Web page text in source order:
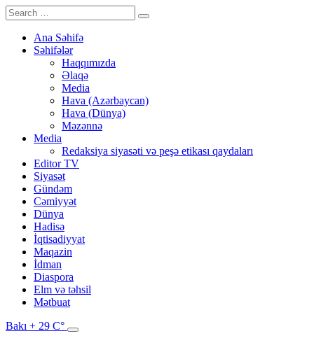
Ana Səhifə
Səhifələr
Haqqımızda
Əlaqə
Media
Hava (Azərbaycan)
Hava (Dünya)
Məzənnə
Media
Redaksiya siyasəti və peşə etikası qaydaları
Editor TV
Siyasət
Gündəm
Cəmiyyət
Dünya
Hadisə
İqtisadiyyat
Maqazin
İdman
Diaspora
Elm və təhsil
Mətbuat
Bakı + 29 C°